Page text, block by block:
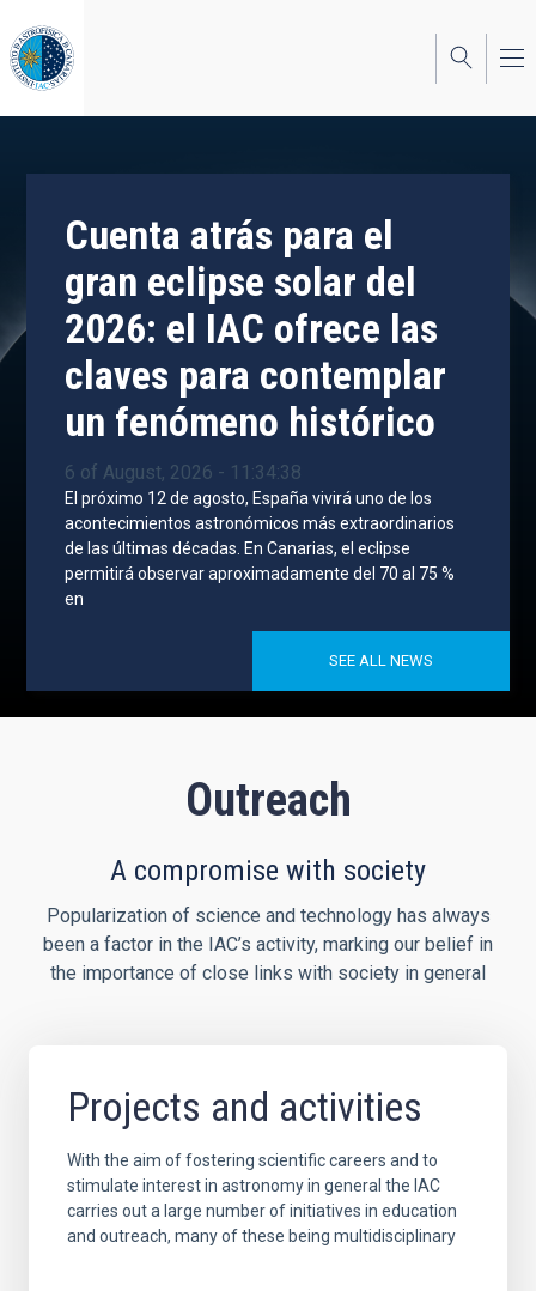
to
main
content
Cuenta atrás para el
gran eclipse solar del
2026: el IAC ofrece las
claves para contemplar
un fenómeno histórico
6 of August, 2026 - 11:34:38
El próximo 12 de agosto, España vivirá uno de los
acontecimientos astronómicos más extraordinarios
de las últimas décadas. En Canarias, el eclipse
permitirá observar aproximadamente del 70 al 75 %
en
SEE ALL NEWS
Outreach
A compromise with society
Popularization of science and technology has always
been a factor in the IAC’s activity, marking our belief in
the importance of close links with society in general
Projects and activities
With the aim of fostering scientific careers and to
stimulate interest in astronomy in general the IAC
carries out a large number of initiatives in education
and outreach, many of these being multidisciplinary